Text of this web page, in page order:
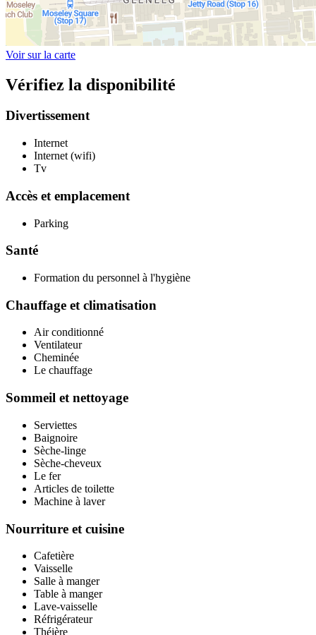
Voir sur la carte
Vérifiez la disponibilité
Divertissement
Internet
Internet (wifi)
Tv
Accès et emplacement
Parking
Santé
Formation du personnel à l'hygiène
Chauffage et climatisation
Air conditionné
Ventilateur
Cheminée
Le chauffage
Sommeil et nettoyage
Serviettes
Baignoire
Sèche-linge
Sèche-cheveux
Le fer
Articles de toilette
Machine à laver
Nourriture et cuisine
Cafetière
Vaisselle
Salle à manger
Table à manger
Lave-vaisselle
Réfrigérateur
Théière